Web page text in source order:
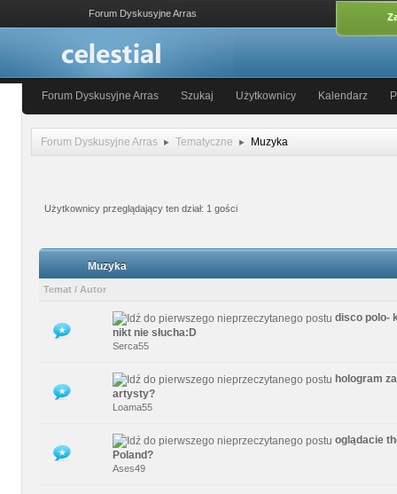
Forum Dyskusyjne Arras
Forum Dyskusyjne Arras Szukaj Użytkownicy Kalendarz
Forum Dyskusyjne Arras Tematyczne Muzyka
Użytkownicy przeglądający ten dział: 1 gości
Muzyka
Temat/ Autor
disco polo-
nikt nie słucha:D
Serca55
0 głosów - średnia ocena: 0 na 5 gwiazdek
123 45
hologram
artysty?
Loama55
0 głosów - średnia ocena: 0 na 5 gwiazdek
oglądacie
Poland?
Ases49
0 głosów - średnia ocena: 0 na 5 gwiazdek